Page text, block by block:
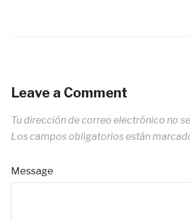
Leave a Comment
Tu dirección de correo electrónico no
Los campos obligatorios están
Message